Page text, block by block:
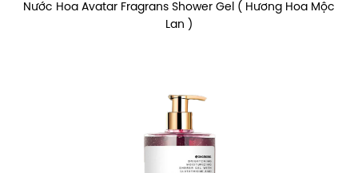
Nước Hoa Avatar Fragrans Shower Gel ( Hương Hoa Mộc
Lan )